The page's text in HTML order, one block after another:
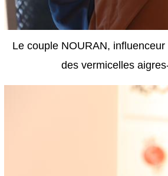
Le couple NOURAN,
des vermicelles